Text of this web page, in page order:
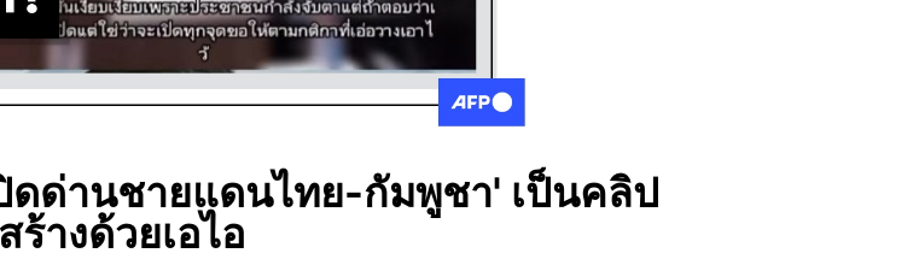
ปิดด่านชายแดนไทย-กัมพูชา' เป็นคลิป
ร้างด้วยเอไอ